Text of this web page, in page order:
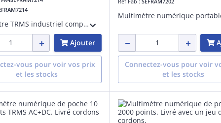
Multimètre TRMS industriel compact et robuste, idéal pour les environnements tertiaires et industriels. Mesure tension jusqu'à 1000 V, courant jusqu'à 10 A, résistance, capacité, fréquence et température, avec détection NCV et LED intégrée.
Ajouter
vous pour voir vos prix
et les stocks
Connectez-vous pour voir
et les stocks